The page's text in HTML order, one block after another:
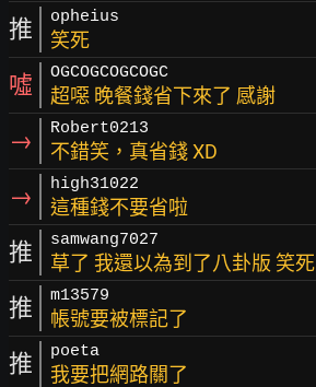
推 opheius
笑死
噓 OGCOGCOGCOGC
超噁 晚餐錢省下來了 感謝
→ Robert0213
不錯笑，真省錢 XD
→ high31022
這種錢不要省啦
推 samwang7027
草了 我還以為到了八卦版 笑死
推 m13579
帳號要被標記了
推 poeta
我要把網路關了